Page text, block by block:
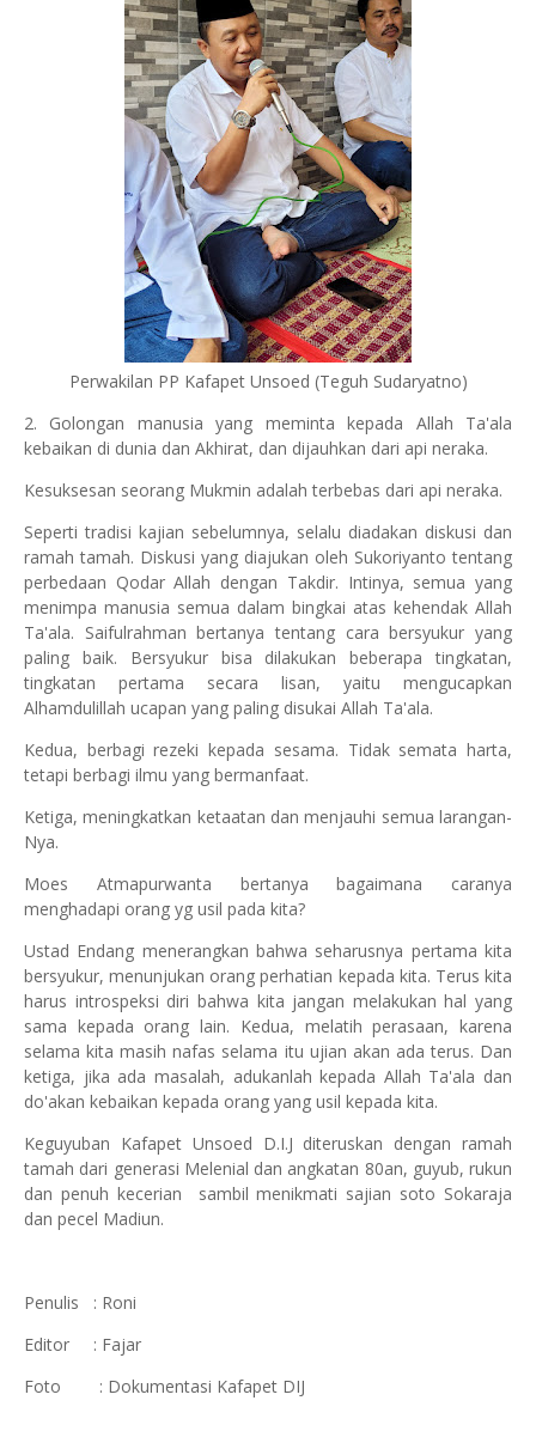
Perwakilan PP Kafapet Unsoed (Teguh Sudaryatno)
2. Golongan manusia yang meminta kepada Allah Ta'ala
kebaikan di dunia dan Akhirat, dan dijauhkan dari api neraka.
Kesuksesan seorang Mukmin adalah terbebas dari api neraka.
Seperti tradisi kajian sebelumnya, selalu diadakan diskusi dan
ramah tamah. Diskusi yang diajukan oleh Sukoriyanto tentang
perbedaan Qodar Allah dengan Takdir. Intinya, semua yang
menimpa manusia semua dalam bingkai atas kehendak Allah
Ta'ala. Saifulrahman bertanya tentang cara bersyukur yang
paling baik. Bersyukur bisa dilakukan beberapa tingkatan,
tingkatan pertama secara lisan, yaitu mengucapkan
Alhamdulillah ucapan yang paling disukai Allah Ta'ala.
Kedua, berbagi rezeki kepada sesama. Tidak semata harta,
tetapi berbagi ilmu yang bermanfaat.
Ketiga, meningkatkan ketaatan dan menjauhi semua larangan-
Nya.
Moes Atmapurwanta bertanya bagaimana caranya
menghadapi orang yg usil pada kita?
Ustad Endang menerangkan bahwa seharusnya pertama kita
bersyukur, menunjukan orang perhatian kepada kita. Terus kita
harus introspeksi diri bahwa kita jangan melakukan hal yang
sama kepada orang lain. Kedua, melatih perasaan, karena
selama kita masih nafas selama itu ujian akan ada terus. Dan
ketiga, jika ada masalah, adukanlah kepada Allah Ta'ala dan
do'akan kebaikan kepada orang yang usil kepada kita.
Keguyuban Kafapet Unsoed D.I.J diteruskan dengan ramah
tamah dari generasi Melenial dan angkatan 80an, guyub, rukun
dan penuh kecerian sambil menikmati sajian soto Sokaraja
dan pecel Madiun.
Penulis : Roni
Editor : Fajar
Foto : Dokumentasi Kafapet DIJ